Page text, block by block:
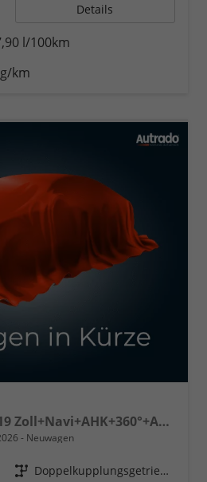
Details
l/100km
km
Sportline TSI 4x4 360°+19 Zoll+Navi+AHK+360°+ACC+Frontscheibe beheizbar+Travel Assist
Neuwagen
Getriebe Doppelkupplungsgetriebe (DSG)